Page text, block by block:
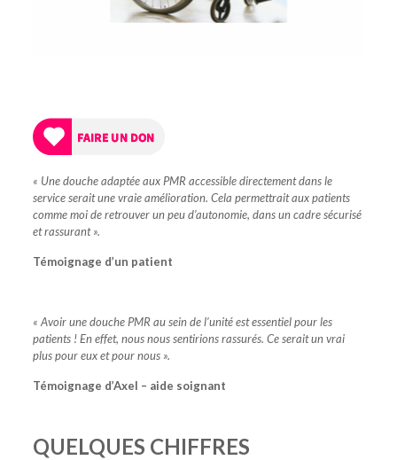
« Une douche adaptée aux PMR accessible directement dans le
service serait une vraie amélioration. Cela permettrait aux patients
comme moi de retrouver un peu d’autonomie, dans un cadre sécurisé
et rassurant ».
Témoignage d’un patient
« Avoir une douche PMR au sein de l’unité est essentiel pour les
patients ! En effet, nous nous sentirions rassurés. Ce serait un vrai
plus pour eux et pour nous ».
Témoignage d’Axel – aide soignant
QUELQUES CHIFFRES